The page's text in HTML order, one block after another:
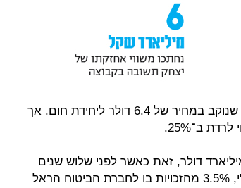
הממוצעת הוא החוזה מול חברת החשמל שנוקב במחיר של 6.4 דולר ליחידת חום. אך
כך, השווי של מאגר תמר צנח ל־6 מיליארד דולר, זאת כאשר לפני שלוש שנים
בלבד, מכרה השותפה במאגר, נובל אנרג'י, 3.5% מהזכויות בו לחברת הביטוח הראל